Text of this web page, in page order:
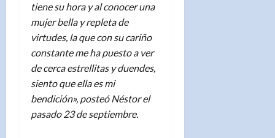
tiene su hora y al conocer una
mujer bella y repleta de
virtudes, la que con su cariño
constante me ha puesto a ver
de cerca estrellitas y duendes,
siento que ella es mi
bendición», posteó Néstor el
pasado 23 de septiembre.